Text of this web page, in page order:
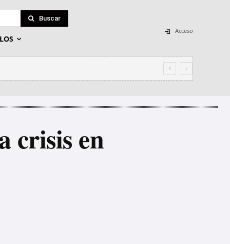
Buscar
Acceso
crisis en